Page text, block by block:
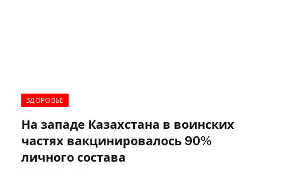
ЗДОРОВЬЕ
На западе Казахстана в воинских
частях вакцинировалось 90%
личного состава